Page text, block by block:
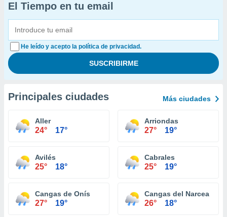
El Tiempo en tu email
He leído y acepto la política de privacidad.
Principales ciudades Más ciudades
Aller
24° 17°
Arriondas
27° 19°
Avilés
25° 18°
Cabrales
25° 19°
Cangas de Onís
27° 19°
Cangas del Narcea
26° 18°